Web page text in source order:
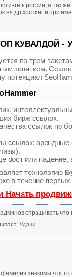
в россии, а
на др хостинг и при
КУВАЛДОЙ -
по трем
занятием.
потенциал
бирж ссылок.
ссылок по
ссылок: арендные
рост или
технологию
в течение первых
Начать
спрашивать что
Удачи
знакомы что то